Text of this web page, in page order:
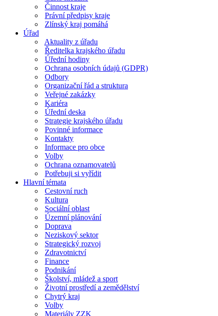
Činnost kraje
Právní předpisy kraje
Zlínský kraj pomáhá
Úřad
Aktuality z úřadu
Ředitelka krajského úřadu
Úřední hodiny
Ochrana osobních údajů (GDPR)
Odbory
Organizační řád a struktura
Veřejné zakázky
Kariéra
Úřední deska
Strategie krajského úřadu
Povinné informace
Kontakty
Informace pro obce
Volby
Ochrana oznamovatelů
Potřebuji si vyřídit
Hlavní témata
Cestovní ruch
Kultura
Sociální oblast
Územní plánování
Doprava
Neziskový sektor
Strategický rozvoj
Zdravotnictví
Finance
Podnikání
Školství, mládež a sport
Životní prostředí a zemědělství
Chytrý kraj
Volby
Materiály ZZK